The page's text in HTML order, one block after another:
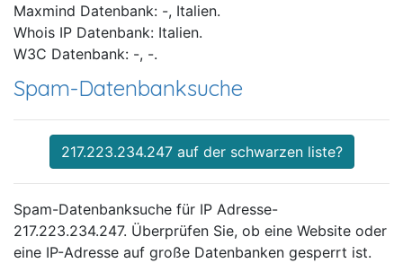
Maxmind Datenbank: -, Italien.
Whois IP Datenbank: Italien.
W3C Datenbank: -, -.
Spam-Datenbanksuche
217.223.234.247 auf der schwarzen liste?
Spam-Datenbanksuche für IP Adresse-
217.223.234.247. Überprüfen Sie, ob eine Website oder
eine IP-Adresse auf große Datenbanken gesperrt ist.